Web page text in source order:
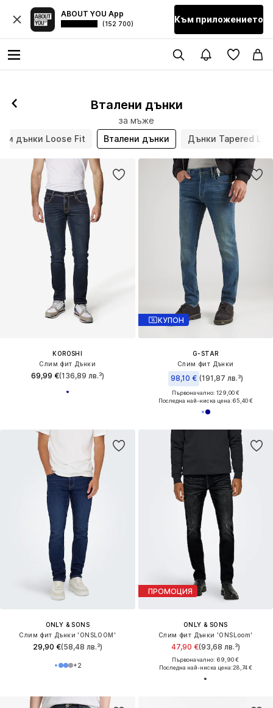
ABOUT YOU App
(152 700) Към приложението
Вталени дънки
за мъже
дънки Loose Fit
Вталени дънки Дънки Tapered Leg
KOROSHI
Слим фит Дънки
69,99 €(136,89 лв.³)
КУПОН
G-STAR
Слим фит Дънки
98,10 € (191,87 лв.³)
Първоначално: 129,00 €
Последна най-ниска цена:65,40 €
ONLY & SONS
Слим фит Дънки 'ONSLOOM'
29,90 €(58,48 лв.³)
+2
ПРОМОЦИЯ
ONLY & SONS
Слим фит Дънки 'ONSLoom'
47,90 €(93,68 лв.³)
Първоначално: 69,90 €
Последна най-ниска цена:28,74 €